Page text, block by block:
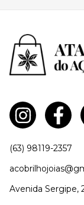
(63) 98119-2357
Avenida Sergipe,